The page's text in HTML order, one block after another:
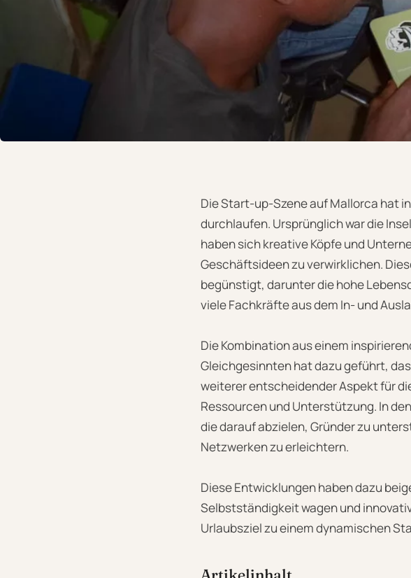
Die Start-up-Szene auf Mallorca hat
durchlaufen. Ursprünglich war die
haben sich kreative Köpfe und
Geschäftsideen zu verwirklichen.
begünstigt, darunter die hohe
viele Fachkräfte aus dem In- und
Die Kombination aus einem
Gleichgesinnten hat dazu geführt,
weiterer entscheidender Aspekt für
Ressourcen und Unterstützung. In
die darauf abzielen, Gründer zu
Netzwerken zu erleichtern.
Diese Entwicklungen haben dazu
Selbstständigkeit wagen und
Urlaubsziel zu einem dynamischen